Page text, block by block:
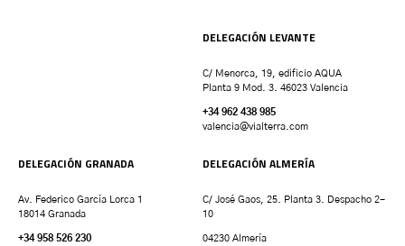
DELEGACIÓN LEVANTE
C/ Menorca, 19, edificio AQUA
Planta 9 Mod. 3. 46023 Valencia
+34 962 438 985
valencia@vialterra.com
DELEGACIÓN GRANADA
Av. Federico García Lorca 1
18014 Granada
+34 958 526 230
DELEGACIÓN ALMERÍA
C/ José Gaos, 25. Planta 3. Despacho 2-
10
04230 Almería